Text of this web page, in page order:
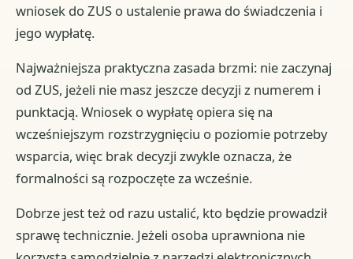
wniosek do ZUS o ustalenie prawa do świadczenia i
jego wypłatę.
Najważniejsza praktyczna zasada brzmi: nie zaczynaj
od ZUS, jeżeli nie masz jeszcze decyzji z numerem i
punktacją. Wniosek o wypłatę opiera się na
wcześniejszym rozstrzygnięciu o poziomie potrzeby
wsparcia, więc brak decyzji zwykle oznacza, że
formalności są rozpoczęte za wcześnie.
Dobrze jest też od razu ustalić, kto będzie prowadził
sprawę technicznie. Jeżeli osoba uprawniona nie